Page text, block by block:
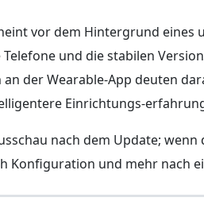
vor dem Hintergrund eines
und die stabilen
der Wearable-App deuten
Einrichtungs-
nach dem Update;
Konfiguration und mehr nach